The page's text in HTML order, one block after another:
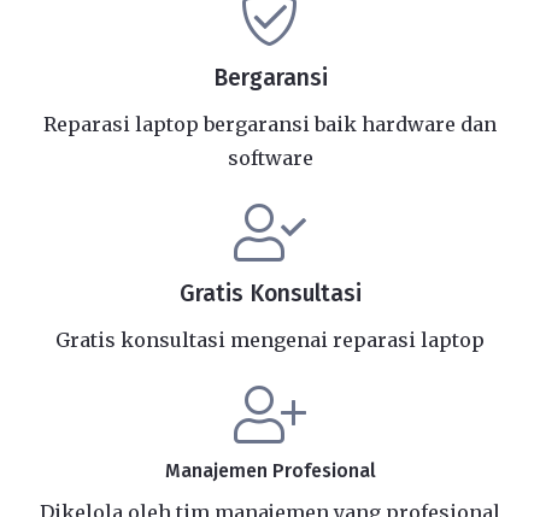
Bergaransi
Reparasi laptop bergaransi baik hardware dan
software
Gratis Konsultasi
Gratis konsultasi mengenai reparasi laptop
Manajemen Profesional